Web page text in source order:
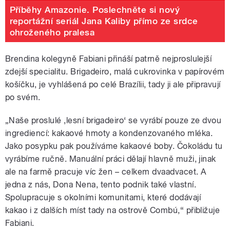
Příběhy Amazonie. Poslechněte si nový
reportážní seriál Jana Kaliby přímo ze srdce
ohroženého pralesa
Brendina kolegyně Fabiani přináší patrně nejproslulejší
zdejší specialitu. Brigadeiro, malá cukrovinka v papírovém
košíčku, je vyhlášená po celé Brazílii, tady ji ale připravují
po svém.
„Naše proslulé ,lesní brigadeiro‘ se vyrábí pouze ze dvou
ingrediencí: kakaové hmoty a kondenzovaného mléka.
Jako posypku pak používáme kakaové boby. Čokoládu tu
vyrábíme ručně. Manuální práci dělají hlavně muži, jinak
ale na farmě pracuje víc žen – celkem dvaadvacet. A
jedna z nás, Dona Nena, tento podnik také vlastní.
Spolupracuje s okolními komunitami, které dodávají
kakao i z dalších míst tady na ostrově Combú,“ přibližuje
Fabiani.